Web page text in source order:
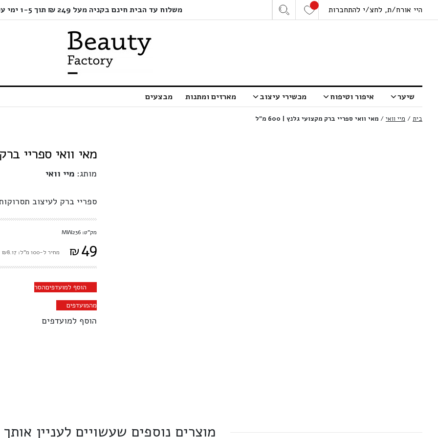
היי אורח/ת, לחצ/י להתחברות משלוח עד הבית חינם בקניה מעל 249 ₪ תוך 1-5 ימי עסקים בלבד!
שיער איפור וטיפוח מכשירי עיצוב מארזים ומתנות מבצעים
בית / מיי וואי / מאי וואי ספריי ברק מקצועי גלנץ | 600 מ”ל
מאי וואי ספריי ברק
מותג: מיי וואי
ספריי ברק לעיצוב
מק"ט: MW236
₪49 מחיר ל-100 מ"ל: ₪8.17
הוסף למועדפיםהסר
מהמועדפים
הוסף למועדפים
מוצרים נוספים שעשויים לעניין אותך